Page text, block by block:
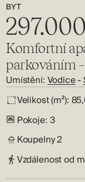
BYT
Komfortní
parkováním
Umístění: Vodice-
Velikost (m²):
Pokoje: 3
Koupelny2
Vzdálenost od